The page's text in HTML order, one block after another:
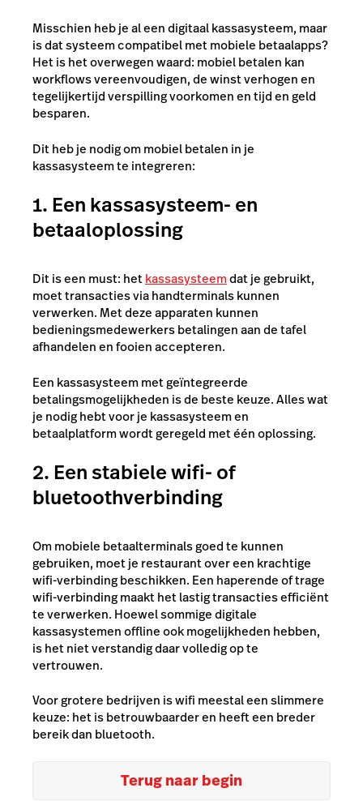
Misschien heb je al een digitaal kassasysteem, maar
is dat systeem compatibel met mobiele betaalapps?
Het is het overwegen waard: mobiel betalen kan
workflows vereenvoudigen, de winst verhogen en
tegelijkertijd verspilling voorkomen en tijd en geld
besparen.
Dit heb je nodig om mobiel betalen in je
kassasysteem te integreren:
1. Een kassasysteem- en
betaaloplossing
Dit is een must: hetkassasysteemdat je gebruikt,
moet transacties via handterminals kunnen
verwerken. Met deze apparaten kunnen
bedieningsmedewerkers betalingen aan de tafel
afhandelen en fooien accepteren.
Een kassasysteem met geïntegreerde
betalingsmogelijkheden is de beste keuze. Alles wat
je nodig hebt voor je kassasysteem en
betaalplatform wordt geregeld met één oplossing.
2. Een stabiele wifi- of
bluetoothverbinding
Om mobiele betaalterminals goed te kunnen
gebruiken, moet je restaurant over een krachtige
wifi-verbinding beschikken. Een haperende of trage
wifi-verbinding maakt het lastig transacties efficiënt
te verwerken. Hoewel sommige digitale
kassasystemen offline ook mogelijkheden hebben,
is het niet verstandig daar volledig op te
vertrouwen.
Voor grotere bedrijven is wifi meestal een slimmere
keuze: het is betrouwbaarder en heeft een breder
bereik dan bluetooth.
Terug naar begin